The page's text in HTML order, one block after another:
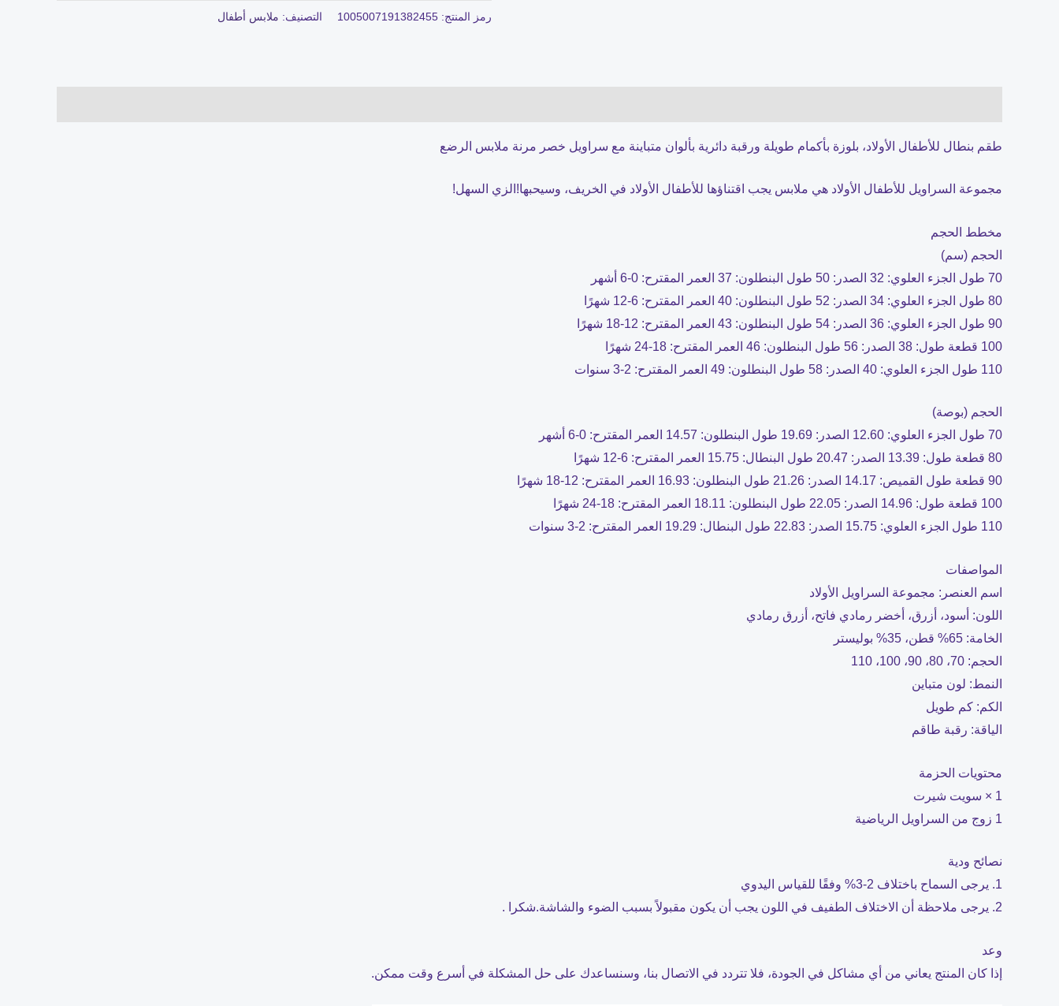
رمز المنتج: 1005007191382455 التصنيف: ملابس أطفال
طقم بنطال للأطفال الأولاد، بلوزة بأكمام طويلة ورقبة دائرية بألوان متباينة مع سراويل خصر مرنة ملابس الرضع
مجموعة السراويل للأطفال الأولاد هي ملابس يجب اقتناؤها للأطفال الأولاد في الخريف، وسيحبها!الزي السهل!
مخطط الحجم
الحجم (سم)
70 طول الجزء العلوي: 32 الصدر: 50 طول البنطلون: 37 العمر المقترح: 0-6 أشهر
80 طول الجزء العلوي: 34 الصدر: 52 طول البنطلون: 40 العمر المقترح: 6-12 شهرًا
90 طول الجزء العلوي: 36 الصدر: 54 طول البنطلون: 43 العمر المقترح: 12-18 شهرًا
100 قطعة طول: 38 الصدر: 56 طول البنطلون: 46 العمر المقترح: 18-24 شهرًا
110 طول الجزء العلوي: 40 الصدر: 58 طول البنطلون: 49 العمر المقترح: 2-3 سنوات
الحجم (بوصة)
70 طول الجزء العلوي: 12.60 الصدر: 19.69 طول البنطلون: 14.57 العمر المقترح: 0-6 أشهر
80 قطعة طول: 13.39 الصدر: 20.47 طول البنطال: 15.75 العمر المقترح: 6-12 شهرًا
90 قطعة طول القميص: 14.17 الصدر: 21.26 طول البنطلون: 16.93 العمر المقترح: 12-18 شهرًا
100 قطعة طول: 14.96 الصدر: 22.05 طول البنطلون: 18.11 العمر المقترح: 18-24 شهرًا
110 طول الجزء العلوي: 15.75 الصدر: 22.83 طول البنطال: 19.29 العمر المقترح: 2-3 سنوات
المواصفات
اسم العنصر: مجموعة السراويل الأولاد
اللون: أسود، أزرق، أخضر رمادي فاتح، أزرق رمادي
الخامة: 65% قطن، 35% بوليستر
الحجم: 70، 80، 90، 100، 110
النمط: لون متباين
الكم: كم طويل
الياقة: رقبة طاقم
محتويات الحزمة
1 × سويت شيرت
1 زوج من السراويل الرياضية
نصائح ودية
1. يرجى السماح باختلاف 2-3% وفقًا للقياس اليدوي
2. يرجى ملاحظة أن الاختلاف الطفيف في اللون يجب أن يكون مقبولاً بسبب الضوء والشاشة.شكرا .
وعد
إذا كان المنتج يعاني من أي مشاكل في الجودة، فلا تتردد في الاتصال بنا، وسنساعدك على حل المشكلة في أسرع وقت ممكن.